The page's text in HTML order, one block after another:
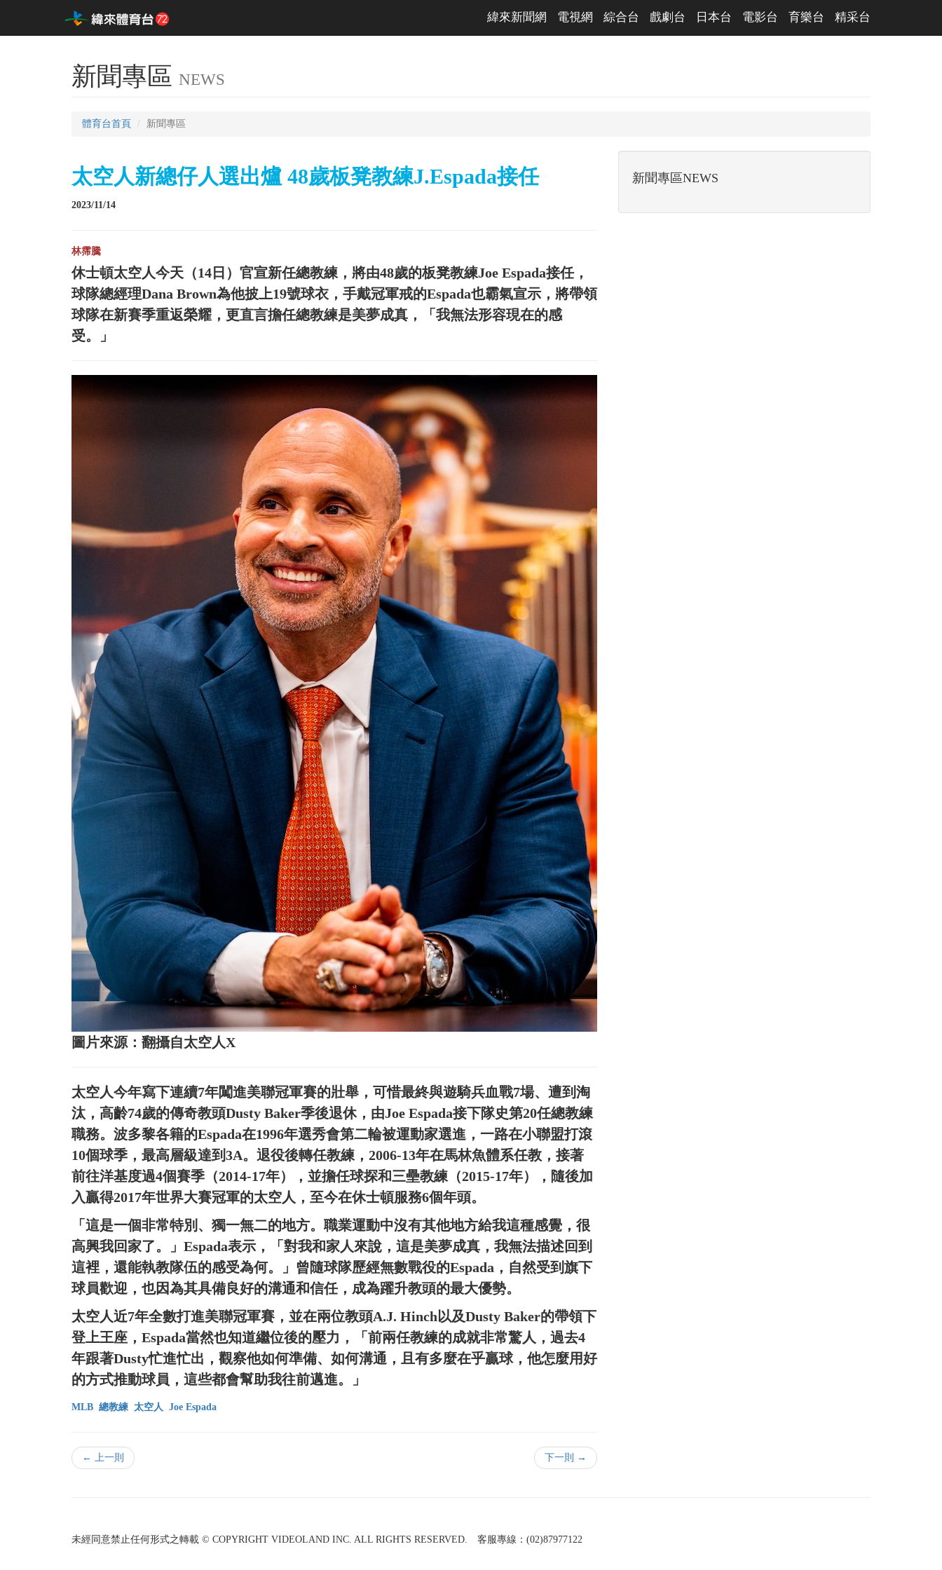
緯來新聞網 電視網 綜合台 戲劇台 日本台 電影台 育樂台 精采台
新聞專區 NEWS
體育台首頁 新聞專區
太空人新總仔人選出爐 48歲板凳教練J.Espada接任
2023/11/14
林霈騰
休士頓太空人今天（14日）官宣新任總教練，將由48歲的板凳教練Joe Espada接任，
球隊總經理Dana Brown為他披上19號球衣，手戴冠軍戒的Espada也霸氣宣示，將帶領
球隊在新賽季重返榮耀，更直言擔任總教練是美夢成真，「我無法形容現在的感
受。」
圖片來源：翻攝自太空人X
太空人今年寫下連續7年闖進美聯冠軍賽的壯舉，可惜最終與遊騎兵血戰7場、遭到淘
汰，高齡74歲的傳奇教頭Dusty Baker季後退休，由Joe Espada接下隊史第20任總教練
職務。波多黎各籍的Espada在1996年選秀會第二輪被運動家選進，一路在小聯盟打滾
10個球季，最高層級達到3A。退役後轉任教練，2006-13年在馬林魚體系任教，接著
前往洋基度過4個賽季（2014-17年），並擔任球探和三壘教練（2015-17年），隨後加
入贏得2017年世界大賽冠軍的太空人，至今在休士頓服務6個年頭。
「這是一個非常特別、獨一無二的地方。職業運動中沒有其他地方給我這種感覺，很
高興我回家了。」Espada表示，「對我和家人來說，這是美夢成真，我無法描述回到
這裡，還能執教隊伍的感受為何。」曾隨球隊歷經無數戰役的Espada，自然受到旗下
球員歡迎，也因為其具備良好的溝通和信任，成為躍升教頭的最大優勢。
太空人近7年全數打進美聯冠軍賽，並在兩位教頭A.J. Hinch以及Dusty Baker的帶領下
登上王座，Espada當然也知道繼位後的壓力，「前兩任教練的成就非常驚人，過去4
年跟著Dusty忙進忙出，觀察他如何準備、如何溝通，且有多麼在乎贏球，他怎麼用好
的方式推動球員，這些都會幫助我往前邁進。」
MLB 總教練 太空人 Joe Espada
← 上一則 下一則 →
新聞專區NEWS
未經同意禁止任何形式之轉載 © COPYRIGHT VIDEOLAND INC. ALL RIGHTS RESERVED. 客服專線：(02)87977122